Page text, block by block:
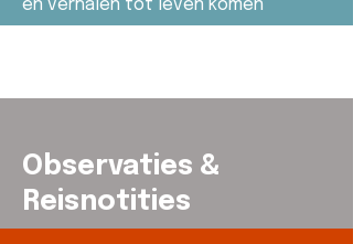
en verhalen tot leven komen
Observaties &
Reisnotities